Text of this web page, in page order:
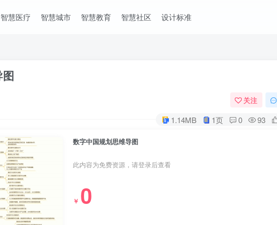
智慧医疗 智慧城市 智慧教育 智慧社区 设计标准
关注
1.14MB 1页 0 93
数字中国规划思维导图
此内容为免费资源，请登录后查看
￥ 0